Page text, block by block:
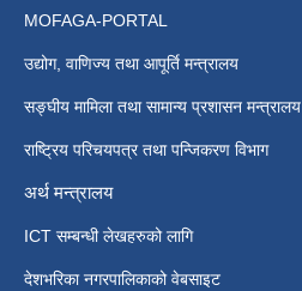
MOFAGA-PORTAL
उद्योग, वाणिज्य तथा आपूर्ति मन्त्रालय
सङ्घीय मामिला तथा सामान्य प्रशासन मन्त्रालय
राष्ट्रिय परिचयपत्र तथा पन्जिकरण विभाग
अर्थ मन्त्रालय
ICT सम्बन्धी लेखहरुको लागि
देशभरिका नगरपालिकाको वेबसाइट